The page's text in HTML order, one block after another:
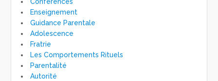
Conférences
Enseignement
Guidance Parentale
Adolescence
Fratrie
Les Comportements Rituels
Parentalité
Autorité